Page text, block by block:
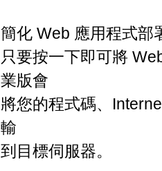
簡化 Web 應用程式部
只要按一下即可將
業版會
將您的程式碼、
輸
到目標伺服器。